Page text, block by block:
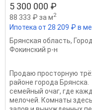
5 300 000 ₽
88 333 ₽ за м2
Ипотека от 28 209 ₽ в
Брянская область,
Фокинский р-н
Продаю просторную
районе города
семейный очаг, где
мелочей. Комнаты